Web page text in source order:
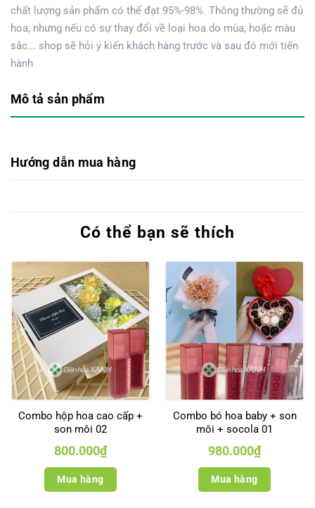
chất lượng sản phẩm có thể đạt 95%-98%. Thông thường sẽ đủ
hoa, nhưng nếu có sự thay đổi về loại hoa do mùa, hoặc màu
sắc... shop sẽ hỏi ý kiến khách hàng trước và sau đó mới tiến
hành
Mô tả sản phẩm
Hướng dẫn mua hàng
Có thể bạn sẽ thích
Combo hộp hoa cao cấp +
son môi 02
800.000₫
Mua hàng
Combo bó hoa baby + son
môi + socola 01
980.000₫
Mua hàng